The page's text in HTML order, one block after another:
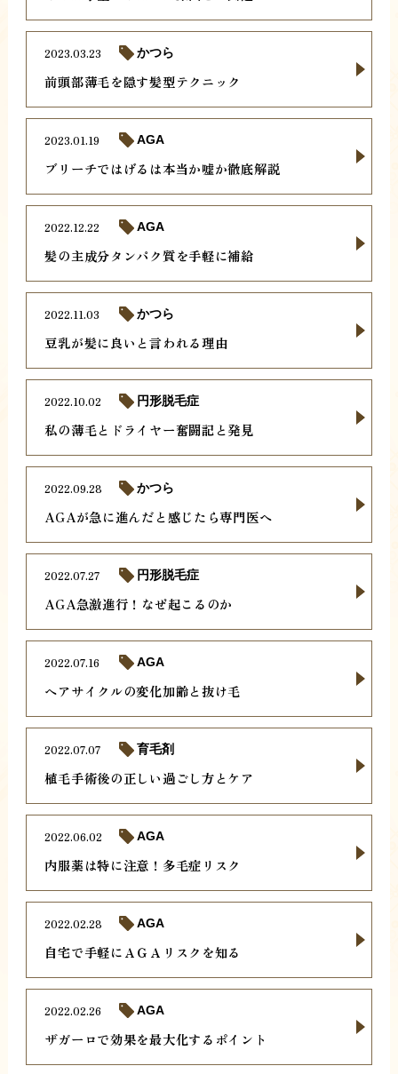
前頭部薄毛を隠す髪型テクニック
2023.03.23 かつら
ブリーチではげるは本当か嘘か徹底解説
2023.01.19 AGA
髪の主成分タンパク質を手軽に補給
2022.12.22 AGA
豆乳が髪に良いと言われる理由
2022.11.03 かつら
私の薄毛とドライヤー奮闘記と発見
2022.10.02 円形脱毛症
AGAが急に進んだと感じたら専門医へ
2022.09.28 かつら
AGA急激進行！なぜ起こるのか
2022.07.27 円形脱毛症
ヘアサイクルの変化加齢と抜け毛
2022.07.16 AGA
植毛手術後の正しい過ごし方とケア
2022.07.07 育毛剤
内服薬は特に注意！多毛症リスク
2022.06.02 AGA
自宅で手軽にＡＧＡリスクを知る
2022.02.28 AGA
ザガーロで効果を最大化するポイント
2022.02.26 AGA